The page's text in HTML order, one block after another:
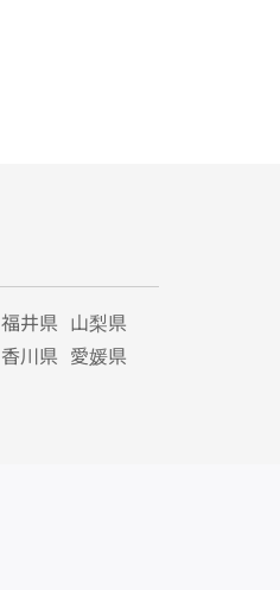
福井県 山梨県
香川県 愛媛県